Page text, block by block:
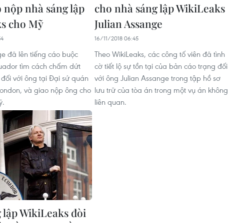
nộp nhà sáng lập
cho Mỹ
đã lên tiếng cáo buộc
tìm cách chấm dứt
với ông tại Đại sứ quán
và giao nộp ông cho
cho nhà sáng lập WikiLeaks
Julian Assange
16/11/2018 06:45
Theo WikiLeaks, các công tố viên đã tình
cờ tiết lộ sự tồn tại của bản cáo trạng đối
với ông Julian Assange trong tập hồ sơ
lưu trữ của tòa án trong một vụ án không
liên quan.
lập WikiLeaks đòi